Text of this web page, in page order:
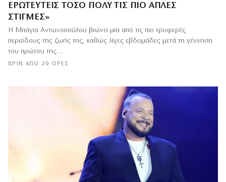
ΕΡΩΤΕΥΤΕΊΣ ΤΌΣΟ ΠΟΛΎ ΤΙΣ ΠΙΟ ΑΠΛΈΣ
ΣΤΙΓΜΈΣ»
ΠΡΙΝ ΑΠΌ 20 ΏΡΕΣ
Η Μπάγια Αντωνοπούλου βιώνει μία από τις πιο τρυφερές
περιόδους της ζωής της, καθώς λίγες εβδομάδες μετά τη γέννηση
του πρώτου της…